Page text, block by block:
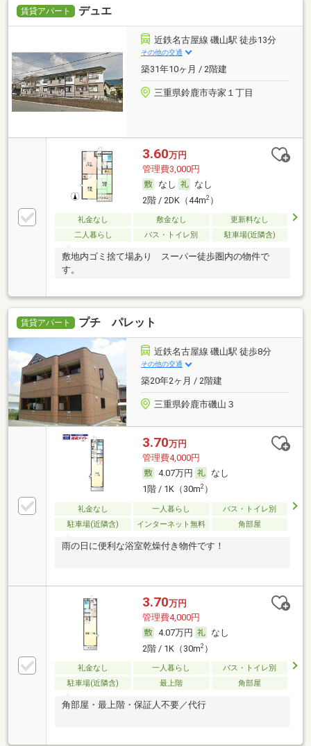
賃貸アパート デュエ
近鉄名古屋線 磯山駅 徒歩13分
その他の交通
築31年10ヶ月 / 2階建
三重県鈴鹿市寺家１丁目
3.60万円
管理費3,000円
なし
なし
2階 / 2DK（44m2）
礼金なし 敷金なし
更新料なし
二人暮らし
バス・トイレ別 駐車場(近隣含)
敷地内ゴミ捨て場あり スーパー徒歩圏内の物件で
す。
賃貸アパート プチ パレット
近鉄名古屋線 磯山駅 徒歩8分
その他の交通
築20年2ヶ月 / 2階建
三重県鈴鹿市磯山３
3.70万円
管理費4,000円
4.07万円
なし
1階 / 1K（30m2）
礼金なし 一人暮らし
バス・トイレ別
駐車場(近隣含)
インターネット無料 角部屋
雨の日に便利な浴室乾燥付き物件です！
3.70万円
管理費4,000円
4.07万円
なし
2階 / 1K（30m2）
礼金なし 一人暮らし
バス・トイレ別
駐車場(近隣含)
最上階 角部屋
角部屋・最上階・保証人不要／代行